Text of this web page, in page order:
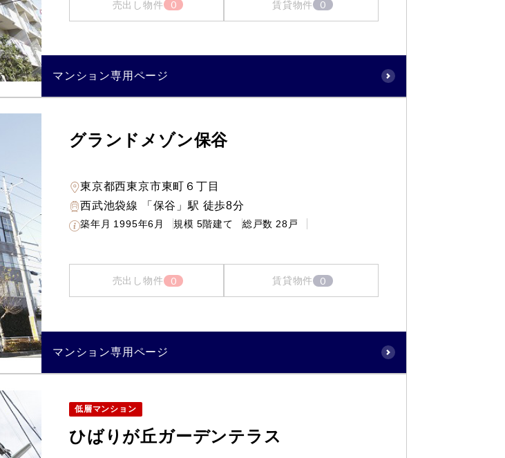
売出し物件 0 賃貸物件 0
マンション専用ページ
グランドメゾン保谷
東京都西東京市東町６丁目
西武池袋線 「保谷」駅 徒歩8分
築年月 1995年6月 規模 5階建て 総戸数 28戸
売出し物件 0 賃貸物件 0
マンション専用ページ
低層マンション
ひばりが丘ガーデンテラス